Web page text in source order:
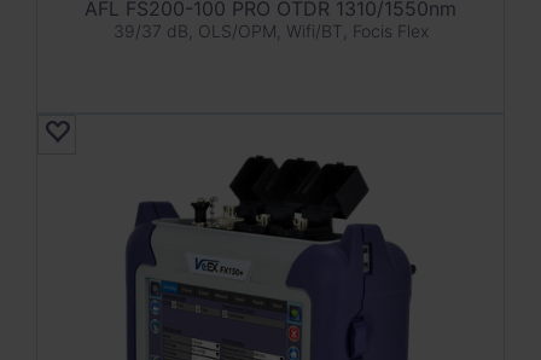
AFL FS200-100 PRO OTDR 1310/1550nm
39/37 dB, OLS/OPM, Wifi/BT, Focis Flex